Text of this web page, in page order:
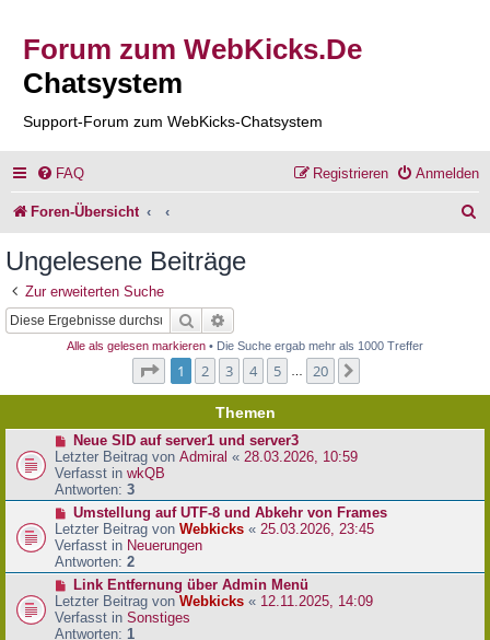
Forum zum WebKicks.De
Chatsystem
Support-Forum zum WebKicks-Chatsystem
FAQ Anmelden
Registrieren
Foren-Übersicht
Ungelesene Beiträge
Zur erweiterten Suche
Suche
Alle als gelesen markieren • Die Suche ergab mehr als 1000 Treffer
Seite von
1 2 3 4 5 20
Themen
N
e
u
e
r
B
e
i
t
a
g
Neue SID auf server1 und server3
Letzter Beitrag von Admiral « 28.03.2026, 10:59
Verfasst in wkQB
Antworten: 3
N
e
u
e
r
B
e
i
Umstellung auf UTF-8 und Abkehr von Frames
Letzter Beitrag von Webkicks « 25.03.2026, 23:45
Verfasst in Neuerungen
Antworten: 2
N
e
u
e
Link Entfernung über Admin Menü
Letzter Beitrag von Webkicks « 12.11.2025, 14:09
Verfasst in Sonstiges
Antworten: 1